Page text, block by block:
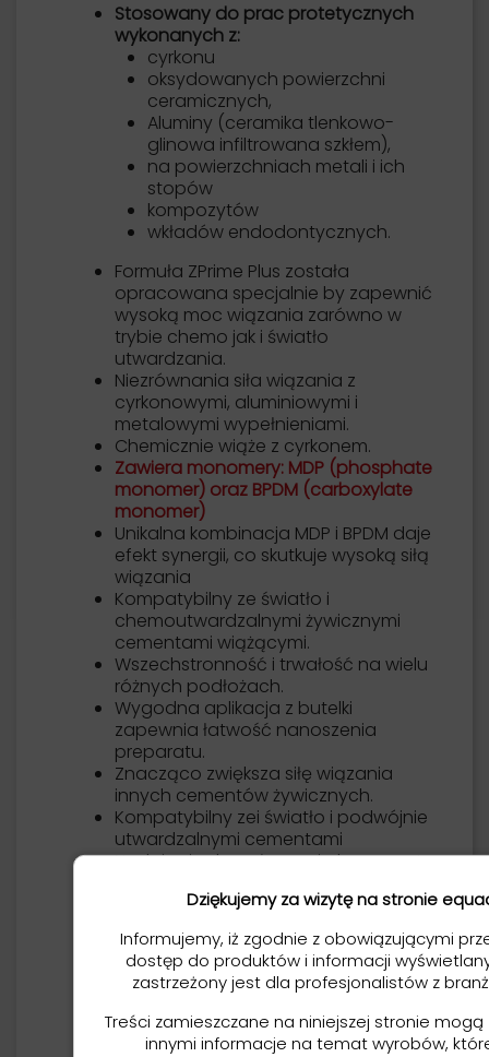
Stosowany do prac protetycznych
wykonanych z:
cyrkonu
oksydowanych powierzchni
ceramicznych,
Aluminy (ceramika tlenkowo-
glinowa infiltrowana szkłem),
na powierzchniach metali i ich
stopów
kompozytów
wkładów endodontycznych.
Formuła ZPrime Plus została
opracowana specjalnie by zapewnić
wysoką moc wiązania zarówno w
trybie chemo jak i światło
utwardzania.
Niezrównania siła wiązania z
cyrkonowymi, aluminiowymi i
metalowymi wypełnieniami.
Chemicznie wiąże z cyrkonem.
Zawiera monomery: MDP (phosphate
monomer) oraz BPDM (carboxylate
monomer)
Unikalna kombinacja MDP i BPDM daje
efekt synergii, co skutkuje wysoką siłą
wiązania
Kompatybilny ze światło i
chemoutwardzalnymi żywicznymi
cementami wiążącymi.
Wszechstronność i trwałość na wielu
różnych podłożach.
Wygodna aplikacja z butelki
zapewnia łatwość nanoszenia
preparatu.
Znacząco zwiększa siłę wiązania
innych cementów żywicznych.
Kompatybilny zei światło i podwójnie
utwardzalnymi cementami
Nadaje się do połączenia kompozyt -
preparację, nałożyćZ-Prime Plus,
nałożyć
Porcelain Bonding Resin
wypełnić kompozytem - przeczytaj
instrukcję.
Pojemność:
2 ml lub 4 ml.
Dodatkowe materiały:
Dziękujemy za wizytę na stronie
Informujemy, iż zgodnie z obowiązującymi
dostęp do produktów i informacji
zastrzeżony jest dla profesjonalistów z
Treści zamieszczane na niniejszej stronie
innymi informacje na temat wyrobów,